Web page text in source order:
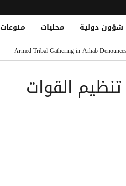
شؤون دولية محليات منوعات
Armed Tribal Gathering in Arhab
تنظيم القوات